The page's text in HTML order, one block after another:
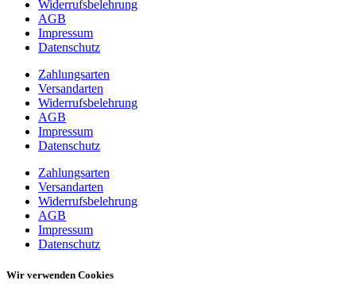
Widerrufsbelehrung
AGB
Impressum
Datenschutz
Zahlungsarten
Versandarten
Widerrufsbelehrung
AGB
Impressum
Datenschutz
Zahlungsarten
Versandarten
Widerrufsbelehrung
AGB
Impressum
Datenschutz
Wir verwenden Cookies